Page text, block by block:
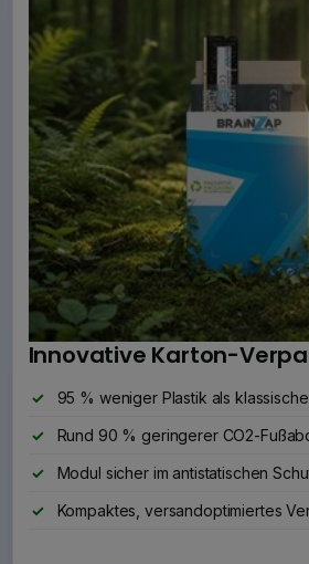
Innovative Karton-
95 % weniger Plastik als
Rund 90 % geringerer CO2-
Modul sicher im antistatischen
Kompaktes, versandoptimiertes